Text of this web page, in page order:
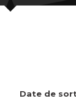
Date de